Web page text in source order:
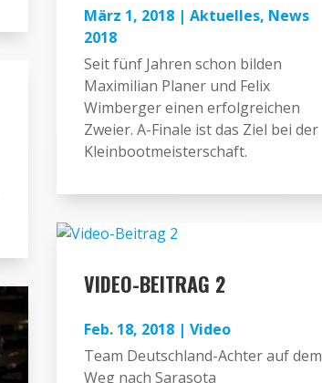
März 1, 2018| Aktuelles, News
2018
Seit fünf Jahren schon bilden
Maximilian Planer und Felix
Wimberger einen erfolgreichen
Zweier. A-Finale ist das Ziel bei der
Kleinbootmeisterschaft.
VIDEO-BEITRAG 2
Feb. 18, 2018| Video
Team Deutschland-Achter auf dem
Weg nach Sarasota